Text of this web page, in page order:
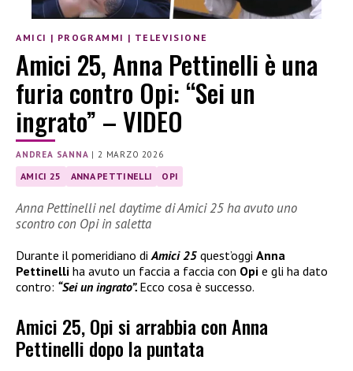
AMICI | PROGRAMMI | TELEVISIONE
Amici 25, Anna Pettinelli è una
furia contro Opi: “Sei un
ingrato” – VIDEO
ANDREA SANNA |2 MARZO 2026
AMICI 25 ANNA PETTINELLI OPI
Anna Pettinelli nel daytime di Amici 25 ha avuto uno
scontro con Opi in saletta
Durante il pomeridiano diAmici 25 quest’oggi Anna
Pettinelli ha avuto un faccia a faccia con Opi e gli ha dato
contro: “Sei un ingrato”. Ecco cosa è successo.
Amici 25, Opi si arrabbia con Anna
Pettinelli dopo la puntata